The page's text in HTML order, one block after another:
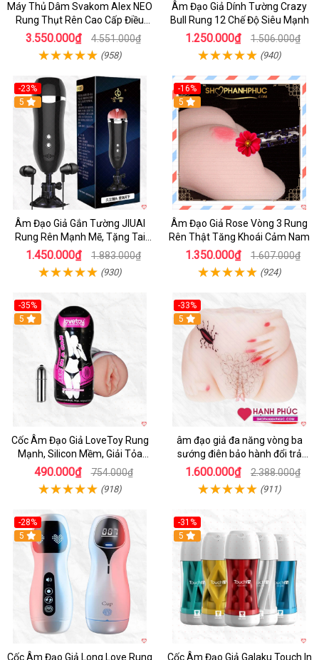
Máy Thủ Dâm Svakom Alex NEO
Rung Thụt Rên Cao Cấp Điều
Khiển App
3.550.000₫ 4.551.000₫
(958)
Âm Đạo Giả Dính Tường Crazy
Bull Rung 12 Chế Độ Siêu Mạnh
1.250.000₫ 1.506.000₫
(940)
-23%
5
Âm Đạo Giả Gắn Tường JIUAI
Rung Rên Mạnh Mẽ, Tặng Tai
Nghe
1.450.000₫ 1.883.000₫
(930)
-16%
5
Âm Đạo Giả Rose Vòng 3 Rung
Rên Thật Tăng Khoái Cảm Nam
1.350.000₫ 1.607.000₫
(924)
-35%
5
Cốc Âm Đạo Giả LoveToy Rung
Mạnh, Silicon Mềm, Giải Tỏa
Sinh Lý
490.000₫ 754.000₫
(918)
-33%
5
âm đạo giả đa năng vòng ba
sướng điên bảo hành đổi trả
nhanh
1.600.000₫ 2.388.000₫
(911)
-28%
5
Cốc Âm Đạo Giả Long Love Rung
-31%
Hot
5
Cốc Âm Đạo Giả Galaku Touch In